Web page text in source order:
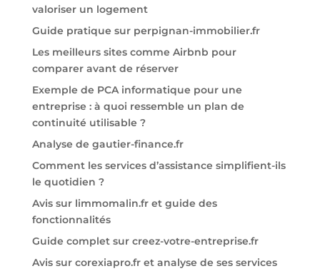
valoriser un logement
Guide pratique sur perpignan-immobilier.fr
Les meilleurs sites comme Airbnb pour
comparer avant de réserver
Exemple de PCA informatique pour une
entreprise : à quoi ressemble un plan de
continuité utilisable ?
Analyse de gautier-finance.fr
Comment les services d’assistance simplifient-ils
le quotidien ?
Avis sur limmomalin.fr et guide des
fonctionnalités
Guide complet sur creez-votre-entreprise.fr
Avis sur corexiapro.fr et analyse de ses services